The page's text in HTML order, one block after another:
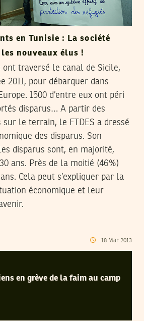
en Tunisie : La société
nouveaux élus !
traversé le canal de Sicile,
2011, pour débarquer dans
1500 d’entre eux ont péri
disparus… A partir des
le terrain, le FTDES a dressé
des disparus. Son
disparus sont, en majorité,
ans. Près de la moitié (46%)
Cela peut s’expliquer par la
économique et leur
18 Mar 2013
en grève de la faim au camp